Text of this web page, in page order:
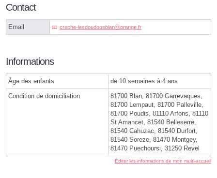
Contact
Email creche-lesdoudousblanⓐorange.fr
Informations
Âge des enfants de 10 semaines à 4 ans
Condition de domiciliation
81700 Blan, 81700 Garrevaques,
81700 Lempaut, 81700 Palleville,
81700 Poudis, 81110 Arfons, 81110
St Amancet, 81540 Belleserre,
81540 Cahuzac, 81540 Durfort,
81540 Soreze, 81470 Montgey,
81470 Puechoursi, 31250 Revel
Éditer les informations de mon multi-accueil